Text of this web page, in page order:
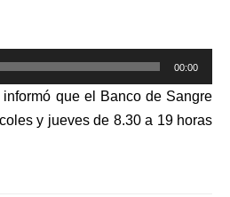
00:00
informó que el Banco de Sangre
y jueves de 8.30 a 19 horas